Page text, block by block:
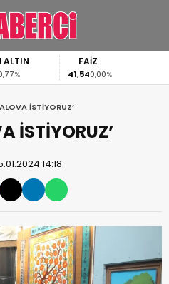
ALTIN FAİZ
41,540,00%
İSTİYORUZ’
İSTİYORUZ’
14:18